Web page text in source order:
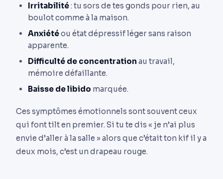
Irritabilité: tu sors de tes gonds pour rien, au
boulot comme à la maison.
Anxiétéou état dépressif léger sans raison
apparente.
Difficulté de concentration au travail,
mémoire défaillante.
Baisse de libido marquée.
Ces symptômes émotionnels sont souvent ceux
qui font tilt en premier. Si tu te dis « je n’ai plus
envie d’aller à la salle » alors que c’était ton kif il y a
deux mois, c’est un drapeau rouge.